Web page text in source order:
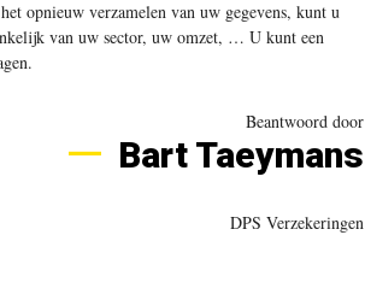
opnieuw verzamelen van uw gegevens, kunt u
van uw sector, uw omzet, … U kunt een
Beantwoord door
Bart Taeymans
DPS Verzekeringen